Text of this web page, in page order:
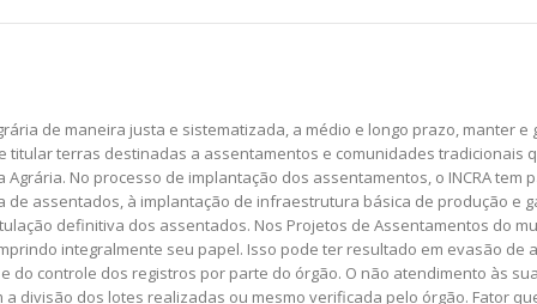
de maneira justa e sistematizada, a médio e longo prazo, manter
terras destinadas a assentamentos e comunidades tradicionais
No processo de implantação dos assentamentos, o INCRA
assentados, à implantação de infraestrutura básica de produção e
definitiva dos assentados. Nos Projetos de Assentamentos do
integralmente seu papel. Isso pode ter resultado em evasão de
controle dos registros por parte do órgão. O não atendimento às
a divisão dos lotes realizadas ou mesmo verificada pelo órgão. Fator